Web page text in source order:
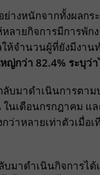
างหนักจากทั้งผลกร
ลายกิจการมีการพัก
ห้จำนวนผู้ที่ยังมีงา
ญ่กว่า 82.4% ระบุว่
บมาดำเนินการตาม
นเดือนกรกฎาคม แ
ว่าหลายเท่าตัวเมื่อ
มาดำเนินกิจการได้